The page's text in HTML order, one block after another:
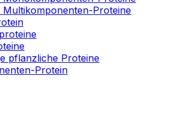
Multikomponenten-Proteine
pflanzliche Proteine
Protein